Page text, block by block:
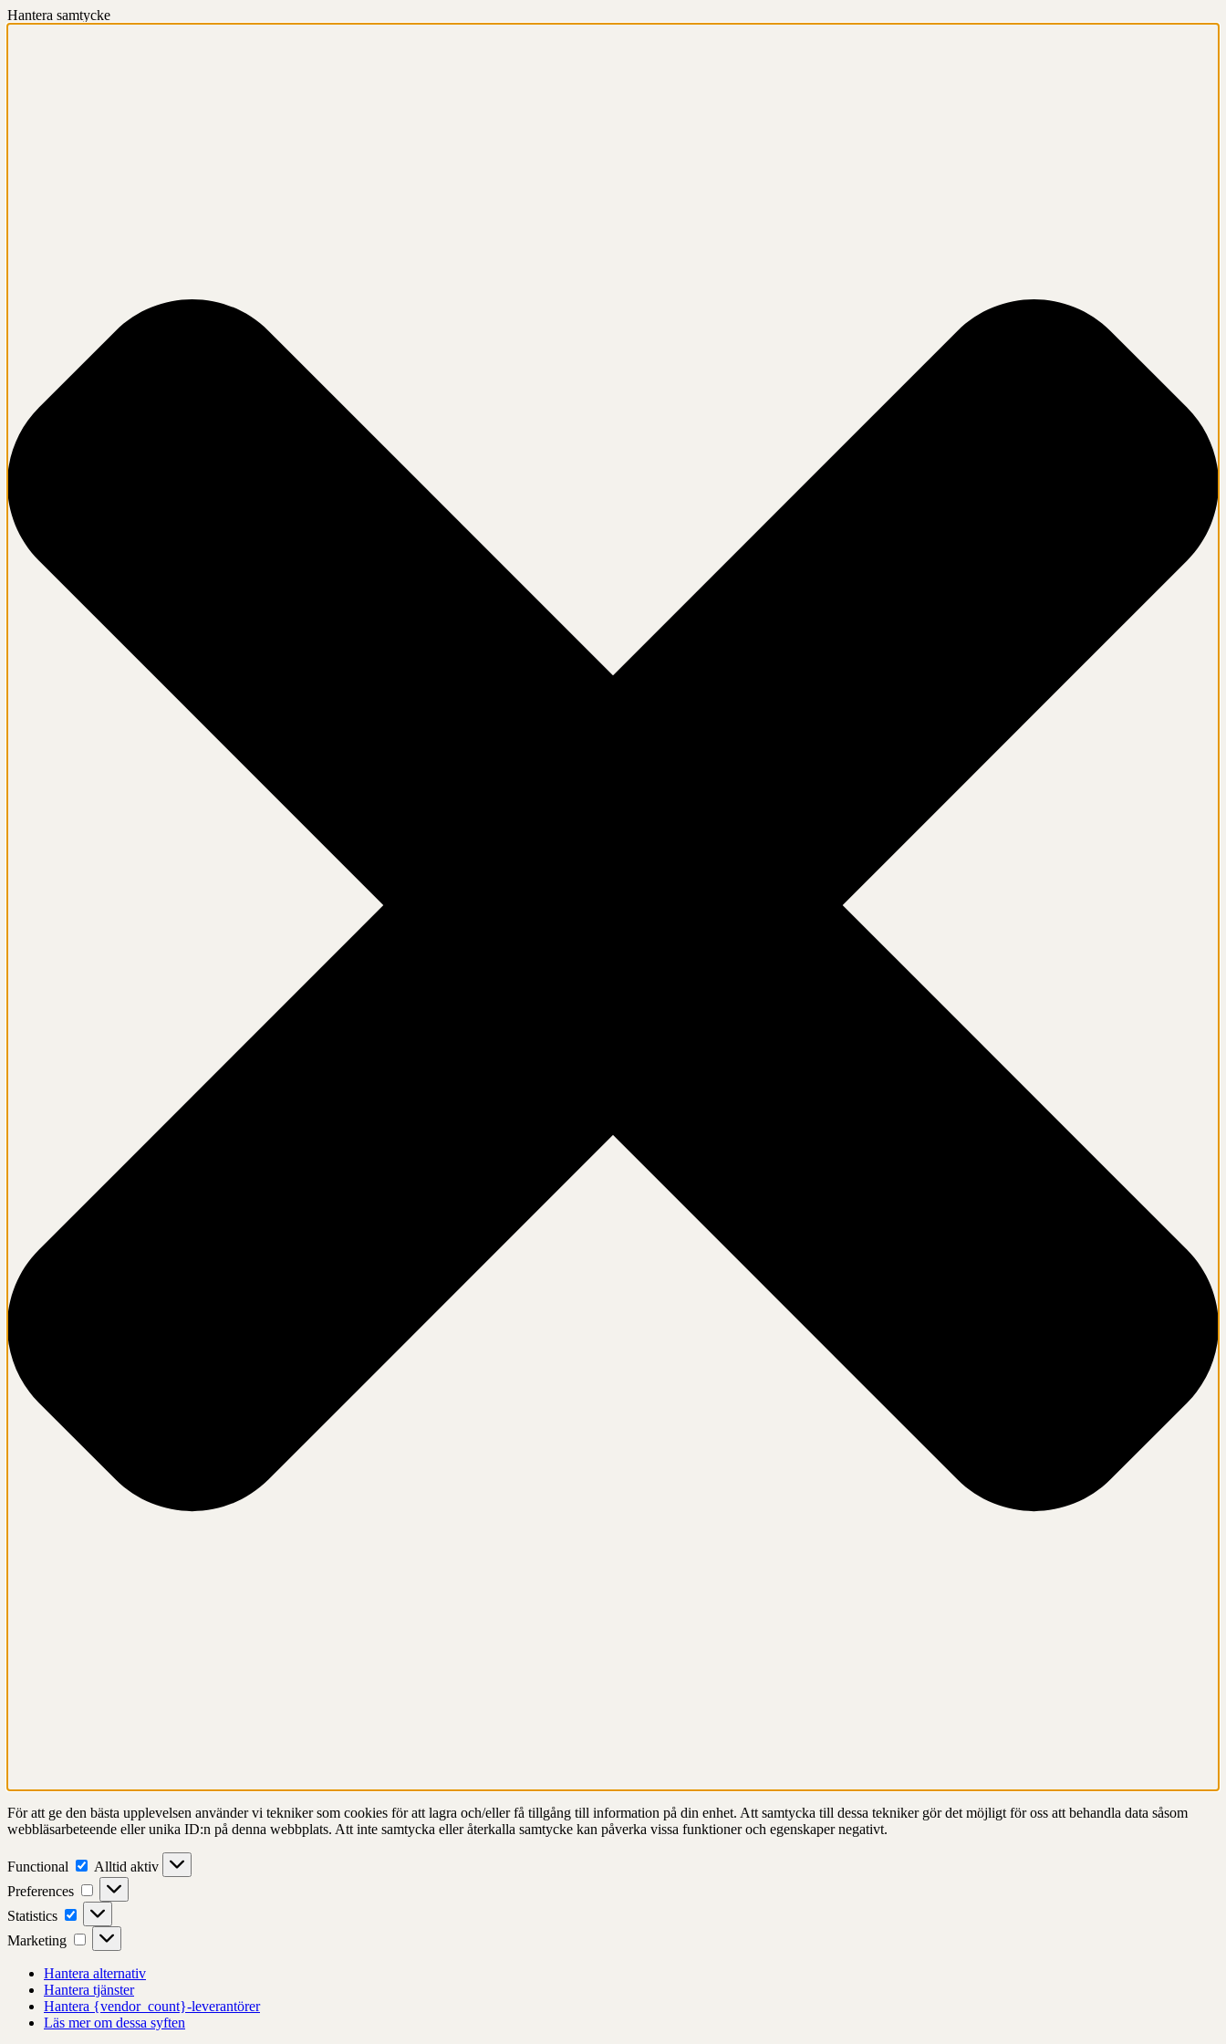
Hantera samtycke
För att ge den bästa upplevelsen använder vi tekniker som cookies för att lagra och/eller få tillgång till information på din enhet. Att samtycka till dessa tekniker gör det möjligt för oss att behandla data såsom
webbläsarbeteende eller unika ID:n på denna webbplats. Att inte samtycka eller återkalla samtycke kan påverka vissa funktioner och egenskaper negativt.
Functional Functional
Alltid aktiv
Preferences
Preferences
Statistics Statistics
Marketing Marketing
Hantera alternativ
Hantera tjänster
Hantera {vendor_count}-leverantörer
Läs mer om dessa syften